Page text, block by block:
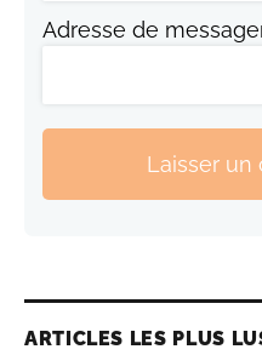
Adresse de
Laisser un
ARTICLES LES PLUS